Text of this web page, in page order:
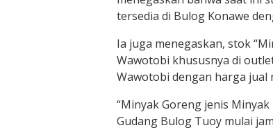
tersedia di Bulog Konawe
Ia juga menegaskan, stok
Wawotobi khususnya di
Wawotobi dengan harga jual
“Minyak Goreng jenis
Gudang Bulog Tuoy mulai